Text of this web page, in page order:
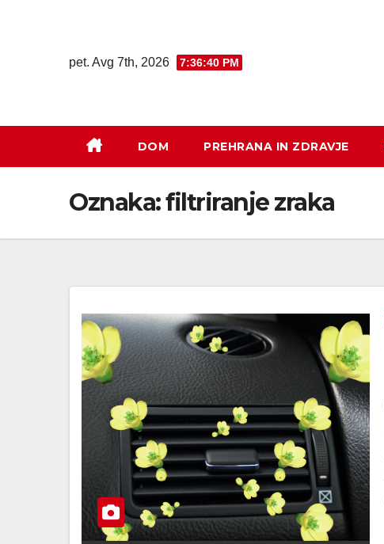
pet. Avg 7th, 2026 7:36:40 PM
DOM PREHRANA IN ZDRAVJE
Oznaka:filtriranje zraka